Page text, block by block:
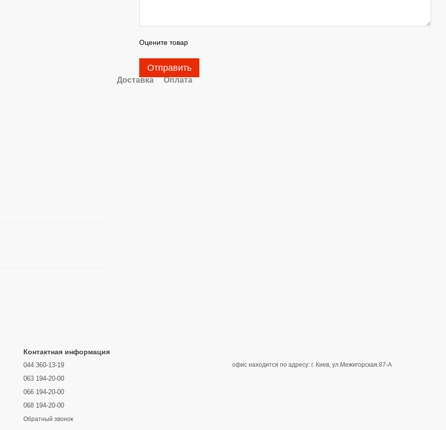
Оцените товар
Отправить
Доставка Оплата
Контактная информация
044 360-13-19
063 194-20-00
066 194-20-00
068 194-20-00
Обратный звонок
офис находится по адресу: г. Киев, ул.Межигорская 87-А